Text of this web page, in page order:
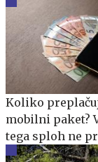
Koliko
mobilni paket?
tega sploh ne